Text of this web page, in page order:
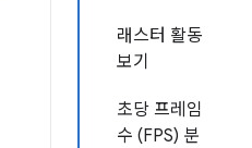
래스터 활동
보기
초당 프레임
수 (FPS) 분